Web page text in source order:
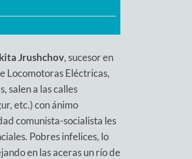
Jrushchov, sucesor en
Locomotoras Eléctricas,
salen a las calles
etc.) con ánimo
comunista-socialista les
Pobres infelices, lo
en las aceras un río de